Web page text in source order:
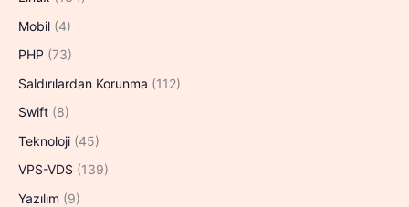
Mobil (4)
PHP (73)
Saldırılardan Korunma (112)
Swift (8)
Teknoloji (45)
VPS-VDS (139)
Yazılım (9)